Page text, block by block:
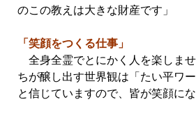
のこの教えは大きな財産です」
「笑顔をつくる仕事」
全身全霊でとにかく人を楽しま
ちが醸し出す世界観は「たい平ワ
と信じていますので、皆が笑顔に